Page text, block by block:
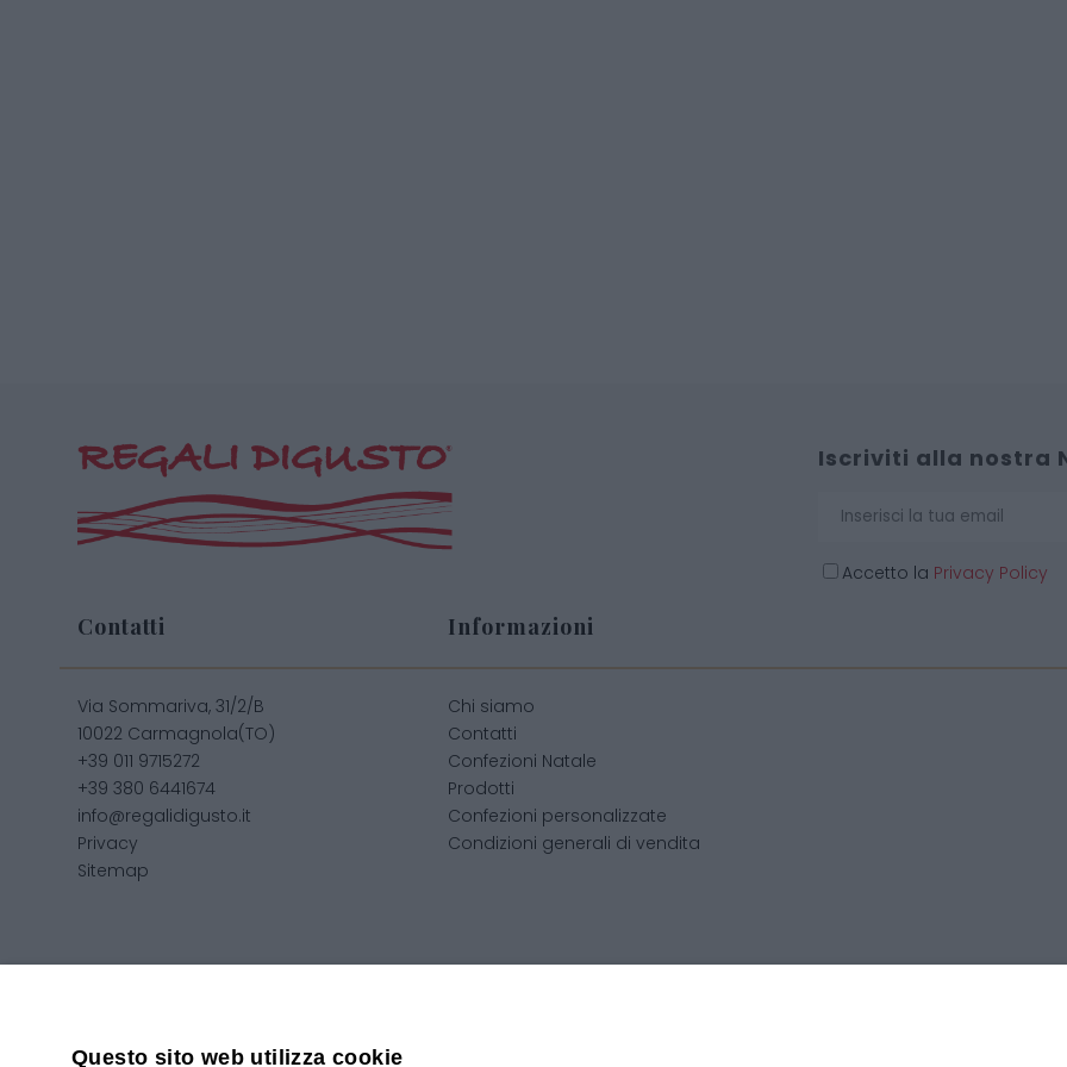
Iscriviti alla nostra
Accetto la Privacy Policy
Contatti
Via Sommariva, 31/2/B
10022 Carmagnola(TO)
+39 011 9715272
+39 380 6441674
info@regalidigusto.it
Privacy
Sitemap
Informazioni
Chi siamo
Contatti
Confezioni Natale
Prodotti
Confezioni personalizzate
Condizioni generali di vendita
Questo sito web utilizza cookie